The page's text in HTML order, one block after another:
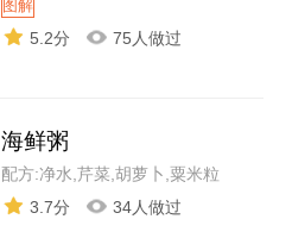
图解
5.2分 75人做过
海鲜粥
配方:净水,芹菜,胡萝卜,粟米粒
3.7分
34人做过